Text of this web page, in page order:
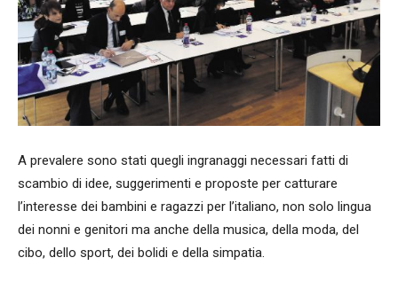
A prevalere sono stati quegli ingranaggi necessari fatti di
scambio di idee, suggerimenti e proposte per catturare
l’interesse dei bambini e ragazzi per l’italiano, non solo lingua
dei nonni e genitori ma anche della musica, della moda, del
cibo, dello sport, dei bolidi e della simpatia.